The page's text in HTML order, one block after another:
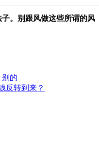
。别跟风做这些所谓的风
别的
反转到来？